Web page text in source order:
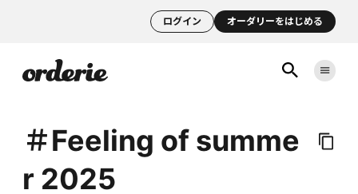
ログイン オーダリーをはじめる
＃Feeling of summe
r 2025